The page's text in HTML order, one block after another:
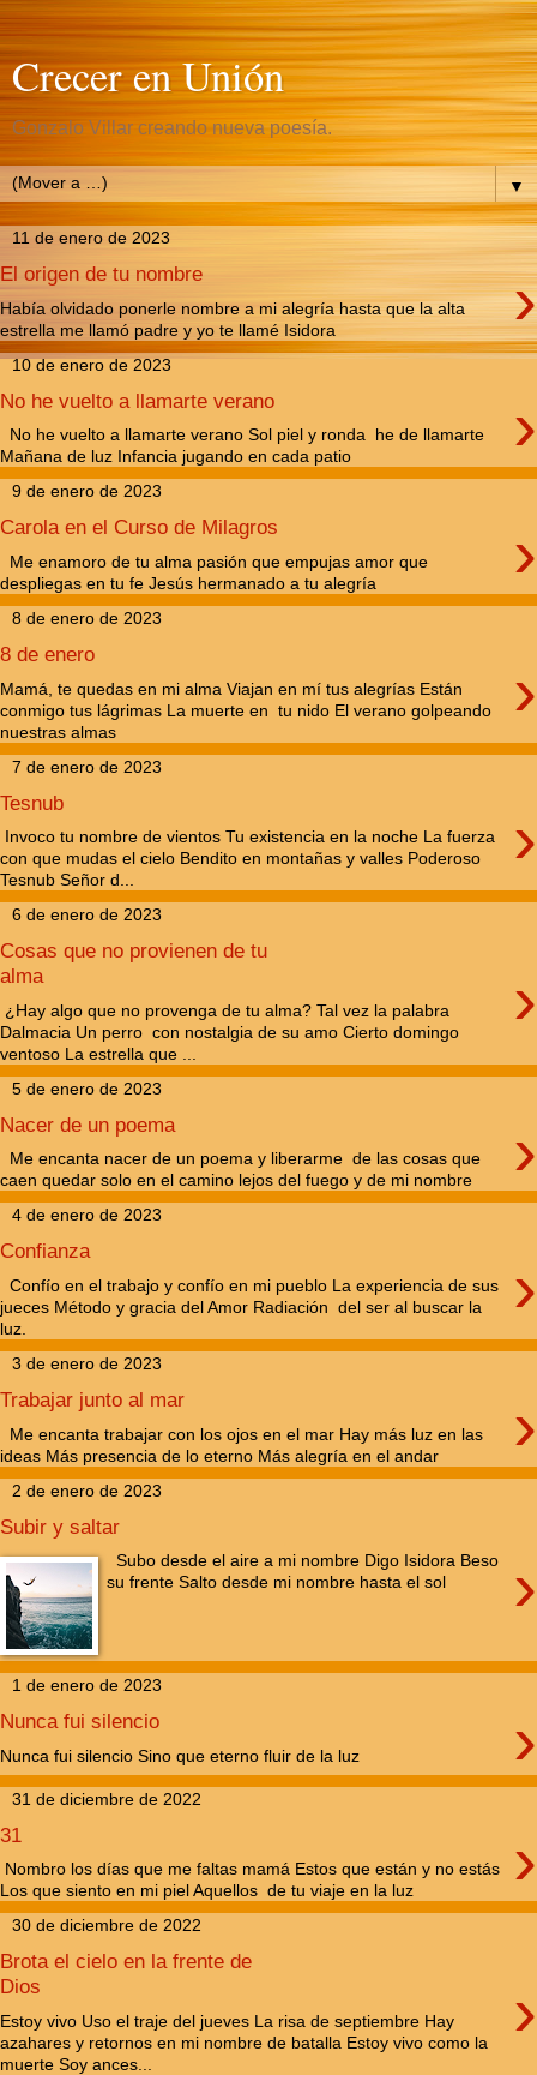
Crecer en Unión
Gonzalo Villar creando nueva poesía.
▼
11 de enero de 2023
El origen de tu nombre ›
Había olvidado ponerle nombre a mi alegría hasta que la alta
estrella me llamó padre y yo te llamé Isidora
10 de enero de 2023
No he vuelto a llamarte verano ›
No he vuelto a llamarte verano Sol piel y ronda he de llamarte
Mañana de luz Infancia jugando en cada patio
9 de enero de 2023
Carola en el Curso de Milagros ›
Me enamoro de tu alma pasión que empujas amor que
despliegas en tu fe Jesús hermanado a tu alegría
8 de enero de 2023
8 de enero ›
Mamá, te quedas en mi alma Viajan en mí tus alegrías Están
conmigo tus lágrimas La muerte en tu nido El verano golpeando
nuestras almas
7 de enero de 2023
Tesnub ›
Invoco tu nombre de vientos Tu existencia en la noche La fuerza
con que mudas el cielo Bendito en montañas y valles Poderoso
Tesnub Señor d...
6 de enero de 2023
Cosas que no provienen de tu
alma
›
¿Hay algo que no provenga de tu alma? Tal vez la palabra
Dalmacia Un perro con nostalgia de su amo Cierto domingo
ventoso La estrella que ...
5 de enero de 2023
Nacer de un poema ›
Me encanta nacer de un poema y liberarme de las cosas que
caen quedar solo en el camino lejos del fuego y de mi nombre
4 de enero de 2023
Confianza ›
Confío en el trabajo y confío en mi pueblo La experiencia de sus
jueces Método y gracia del Amor Radiación del ser al buscar la
luz.
3 de enero de 2023
Trabajar junto al mar ›
Me encanta trabajar con los ojos en el mar Hay más luz en las
ideas Más presencia de lo eterno Más alegría en el andar
2 de enero de 2023
Subir y saltar
›
Subo desde el aire a mi nombre Digo Isidora Beso
su frente Salto desde mi nombre hasta el sol
1 de enero de 2023
Nunca fui silencio ›
Nunca fui silencio Sino que eterno fluir de la luz
31 de diciembre de 2022
31 ›
Nombro los días que me faltas mamá Estos que están y no estás
Los que siento en mi piel Aquellos de tu viaje en la luz
30 de diciembre de 2022
Brota el cielo en la frente de
Dios
›
Estoy vivo Uso el traje del jueves La risa de septiembre Hay
azahares y retornos en mi nombre de batalla Estoy vivo como la
muerte Soy ances...